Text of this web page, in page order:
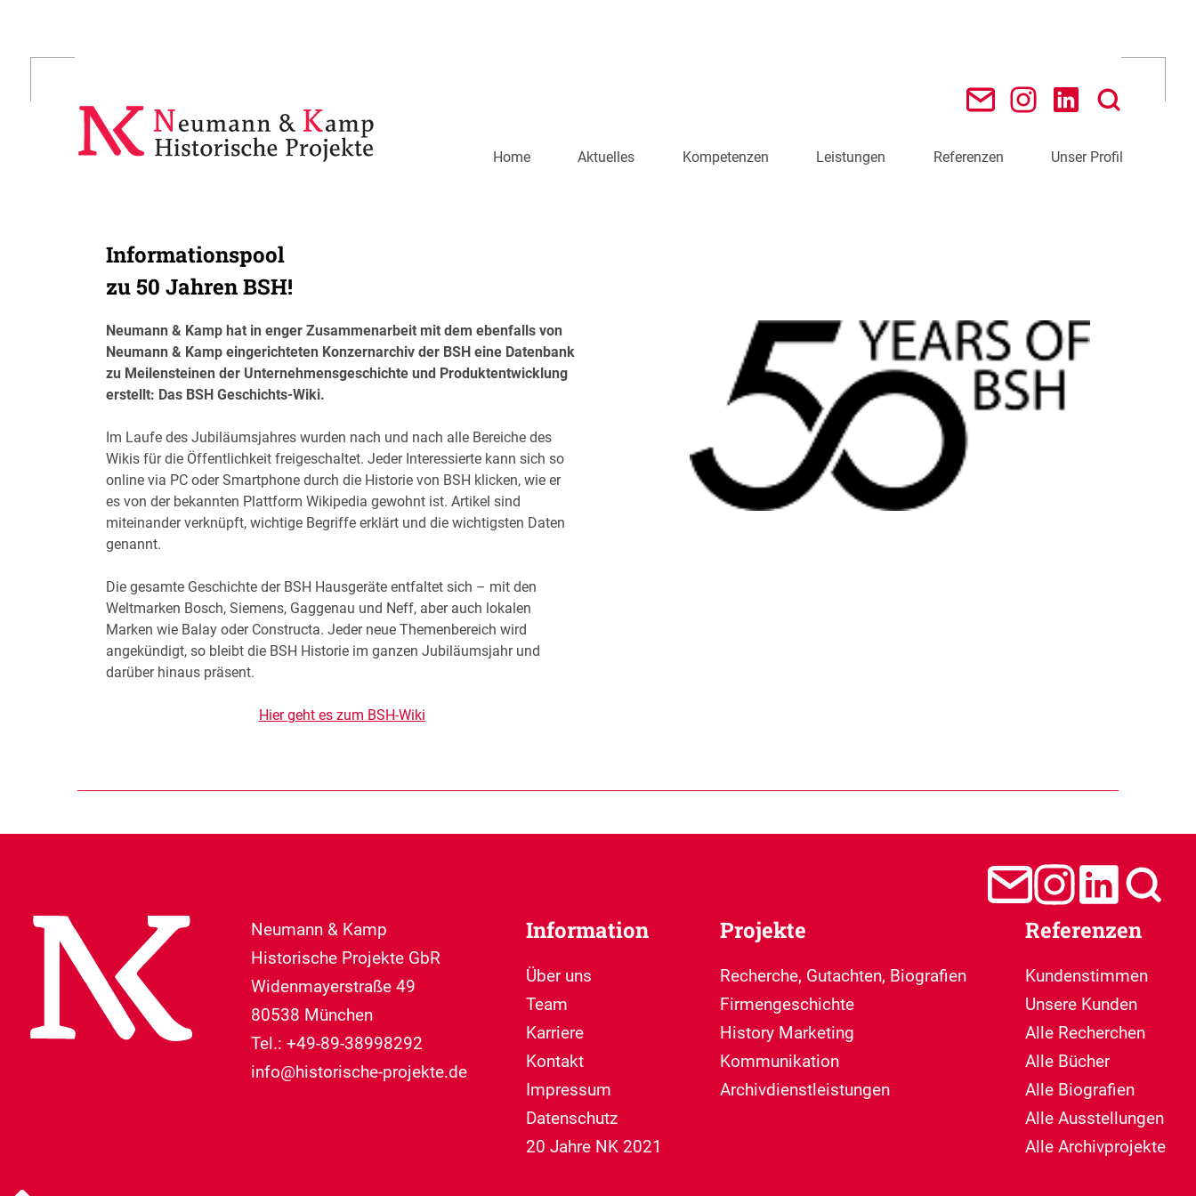
Home Aktuelles Kompetenzen Leistungen Referenzen Unser Profil
Informationspool
zu 50 Jahren BSH!
Neumann & Kamp hat in enger Zusammenarbeit mit dem ebenfalls von
Neumann & Kamp eingerichteten Konzernarchiv der BSH eine Datenbank
zu Meilensteinen der Unternehmensgeschichte und Produktentwicklung
erstellt: Das BSH Geschichts-Wiki.
Im Laufe des Jubiläumsjahres wurden nach und nach alle Bereiche des
Wikis für die Öffentlichkeit freigeschaltet. Jeder Interessierte kann sich so
online via PC oder Smartphone durch die Historie von BSH klicken, wie er
es von der bekannten Plattform Wikipedia gewohnt ist. Artikel sind
miteinander verknüpft, wichtige Begriffe erklärt und die wichtigsten Daten
genannt.
Die gesamte Geschichte der BSH Hausgeräte entfaltet sich – mit den
Weltmarken Bosch, Siemens, Gaggenau und Neff, aber auch lokalen
Marken wie Balay oder Constructa. Jeder neue Themenbereich wird
angekündigt, so bleibt die BSH Historie im ganzen Jubiläumsjahr und
darüber hinaus präsent.
Hier geht es zum BSH-Wiki
Neumann & Kamp
Historische Projekte GbR
Widenmayerstraße 49
80538 München
Tel.: +49-89-38998292
info@historische-projekte.de
Information
Über uns
Team
Karriere
Kontakt
Impressum
Datenschutz
20 Jahre NK 2021
Projekte
Recherche, Gutachten, Biografien
Firmengeschichte
History Marketing
Kommunikation
Archivdienstleistungen
Referenzen
Kundenstimmen
Unsere Kunden
Alle Recherchen
Alle Bücher
Alle Biografien
Alle Ausstellungen
Alle Archivprojekte